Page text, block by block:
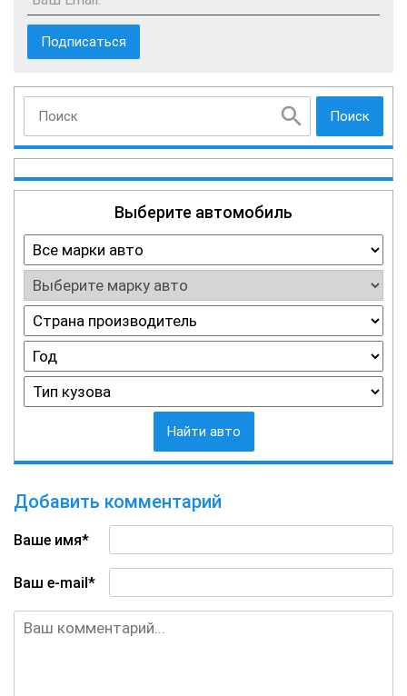
Поиск
Выберите автомобиль
Найти авто
Добавить комментарий
Ваше имя*
Ваш e-mail*